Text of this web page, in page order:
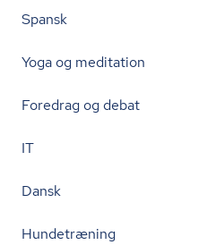
Spansk
Yoga og meditation
Foredrag og debat
IT
Dansk
Hundetræning